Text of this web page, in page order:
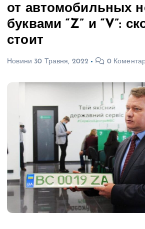
от автомобильных
буквами “Z” и “V”:
стоит
Новини 30 Травня, 2022 0